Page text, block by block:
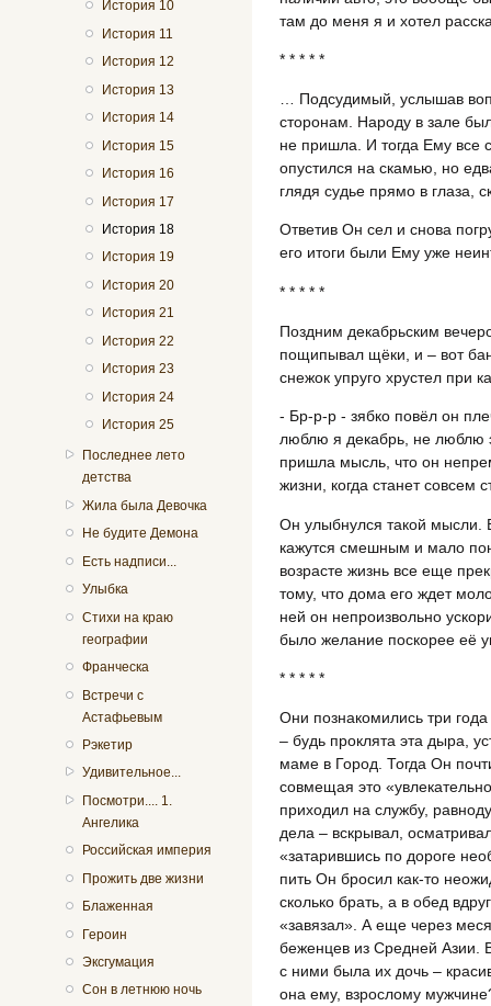
История 10
История 11
История 12
История 13
История 14
История 15
История 16
История 17
История 18
История 19
История 20
История 21
История 22
История 23
История 24
История 25
Последнее лето
детства
Жила была Девочка
Не будите Демона
Есть надписи...
Улыбка
Стихи на краю
географии
Франческа
Встречи с
Астафьевым
Рэкетир
Удивительное...
Посмотри.... 1.
Ангелика
Российская империя
Прожить две жизни
Блаженная
Героин
Эксгумация
Сон в летнюю ночь
там до меня я и хотел
* * * * *
… Подсудимый, услышав
сторонам. Народу в зале
не пришла. И тогда Ему все
опустился на скамью, но
глядя судье прямо в глаза,
Ответив Он сел и снова
его итоги были Ему уже
* * * * *
Поздним декабрьским
пощипывал щёки, и – вот
снежок упруго хрустел при
- Бр-р-р - зябко повёл он
люблю я декабрь, не люблю
пришла мысль, что он
жизни, когда станет совсем
Он улыбнулся такой мысли.
кажутся смешным и мало
возрасте жизнь все еще
тому, что дома его ждет
ней он непроизвольно
было желание поскорее её
* * * * *
Они познакомились три
– будь проклята эта дыра,
маме в Город. Тогда Он
совмещая это
приходил на службу,
дела – вскрывал,
«затарившись по дороге
пить Он бросил как-то
сколько брать, а в обед
«завязал». А еще через
беженцев из Средней Азии.
с ними была их дочь –
она ему, взрослому